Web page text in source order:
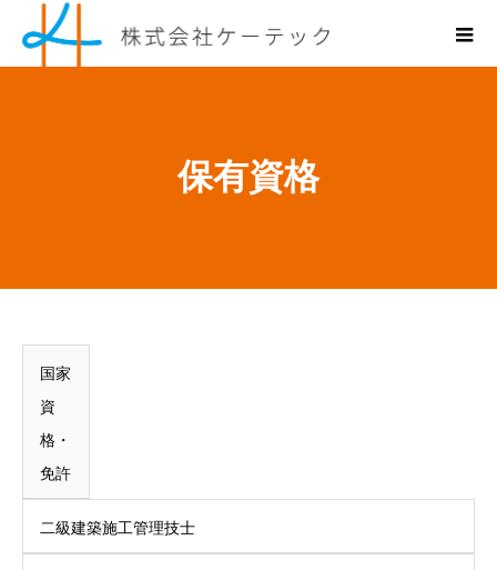
保有資格
国家
資
格・
免許
二級建築施工管理技士